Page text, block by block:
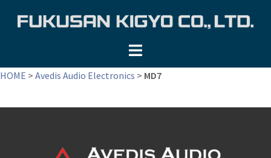
ツ
HOME > Avedis Audio Electronics > MD7